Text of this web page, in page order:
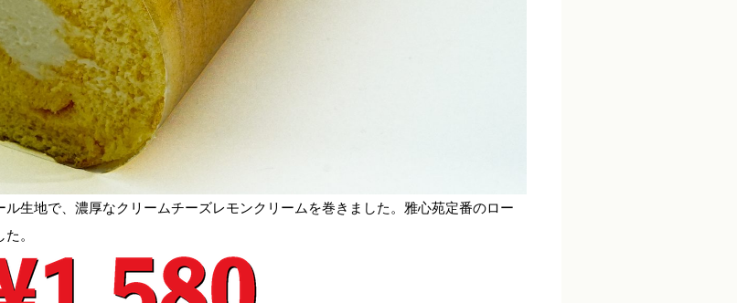
生地で、濃厚なクリームチーズレモンクリームを巻きました。雅心苑定番のロー
。